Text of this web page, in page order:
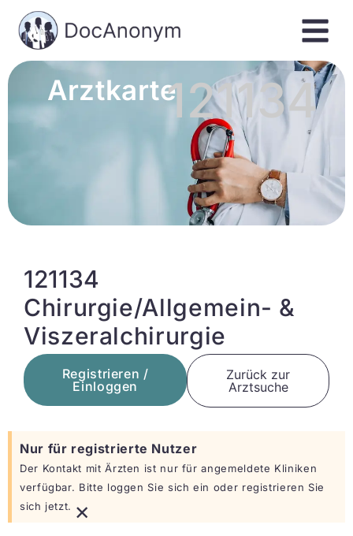
Arztkarte121134
121134
Chirurgie/Allgemein- &
Viszeralchirurgie
Registrieren /
Einloggen
Zurück zur
Arztsuche
Nur für registrierte Nutzer
Der Kontakt mit Ärzten ist nur für angemeldete Kliniken
verfügbar. Bitte loggen Sie sich ein oder registrieren Sie
sich jetzt. ×